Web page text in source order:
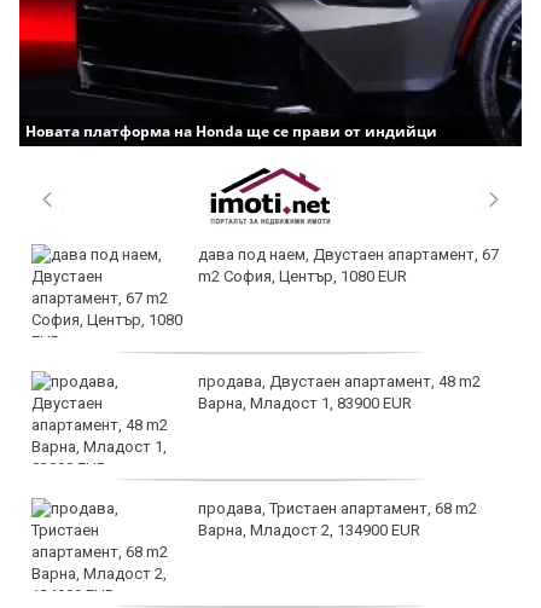
Новата платформа на Honda ще се прави от индийци
дава под наем, Двустаен апартамент, 67
m2 София, Център, 1080 EUR
продава, Двустаен апартамент, 48 m2
Варна, Младост 1, 83900 EUR
продава, Тристаен апартамент, 68 m2
Варна, Младост 2, 134900 EUR